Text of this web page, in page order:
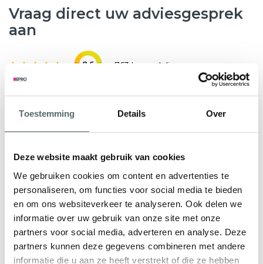
Toestemming Details Over
Deze website maakt gebruik van cookies
We gebruiken cookies om content en advertenties te
personaliseren, om functies voor social media te bieden
en om ons websiteverkeer te analyseren. Ook delen we
informatie over uw gebruik van onze site met onze
partners voor social media, adverteren en analyse. Deze
partners kunnen deze gegevens combineren met andere
informatie die u aan ze heeft verstrekt of die ze hebben
Vraag direct uw adviesgesprek
aan
8.6 763 beoordelingen
kunststof kozijnen, HR++ glas of andere
verduurzamingsmaatregelen? Hepro helpt u graag verder.
woning. We geven direct inzicht in de subsidieregeling Nij
Begun en eventuele aanvullende regelingen.
U ontvangt een persoonlijk advies en een heldere offerte
op maat, zodat u precies weet waar u aan toe bent.